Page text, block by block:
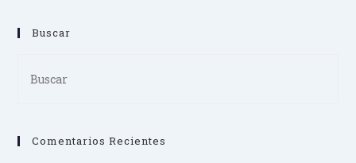
Buscar
Comentarios Recientes